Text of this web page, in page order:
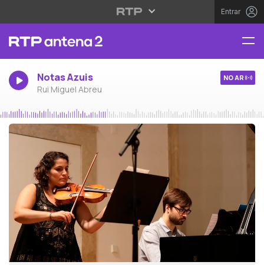
Entrar
Notas Azuis
Rui Miguel Abreu
NO AR